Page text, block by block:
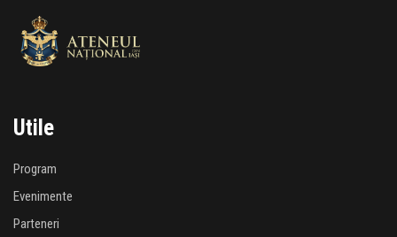
Utile
Program
Evenimente
Parteneri